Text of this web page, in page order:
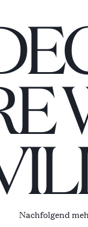
Nachfolgend